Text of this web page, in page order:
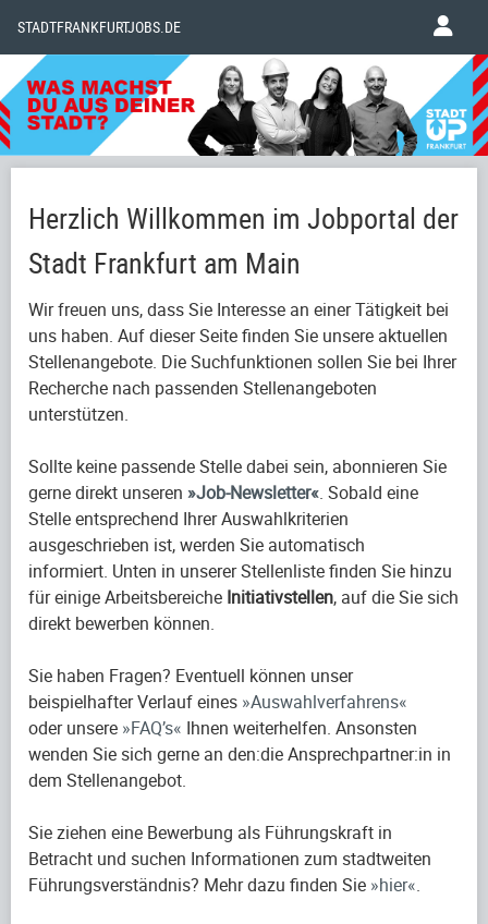
STADTFRANKFURTJOBS.DE
Herzlich Willkommen im Jobportal der
Stadt Frankfurt am Main
Wir freuen uns, dass Sie Interesse an einer Tätigkeit bei
uns haben. Auf dieser Seite finden Sie unsere aktuellen
Stellenangebote. Die Suchfunktionen sollen Sie bei Ihrer
Recherche nach passenden Stellenangeboten
unterstützen.
Sollte keine passende Stelle dabei sein, abonnieren Sie
gerne direkt unseren Job-Newsletter . Sobald eine
Stelle entsprechend Ihrer Auswahlkriterien
ausgeschrieben ist, werden Sie automatisch
informiert. Unten in unserer Stellenliste finden Sie hinzu
für einige Arbeitsbereiche Initiativstellen, auf die Sie sich
direkt bewerben können.
Sie haben Fragen? Eventuell können unser
beispielhafter Verlauf eines Auswahlverfahrens
oder unsere FAQ’s Ihnen weiterhelfen. Ansonsten
wenden Sie sich gerne an den:die Ansprechpartner:in in
dem Stellenangebot.
Sie ziehen eine Bewerbung als Führungskraft in
Betracht und suchen Informationen zum stadtweiten
Führungsverständnis? Mehr dazu finden Sie hier .